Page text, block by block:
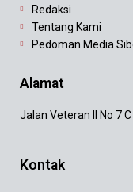
Redaksi
Tentang Kami
Pedoman Media
Alamat
Jalan Veteran II No 7
Kontak